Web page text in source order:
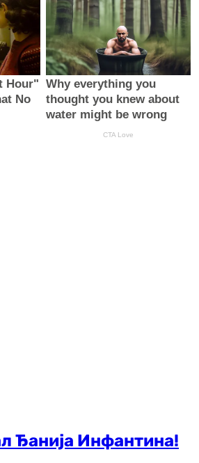
Ђанија Инфантина!